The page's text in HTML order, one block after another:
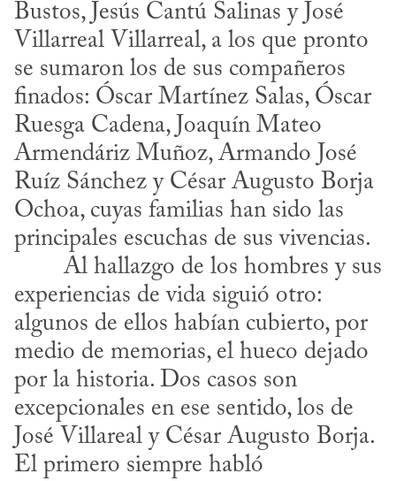
Bustos, Jesús Cantú Salinas y José
Villarreal Villarreal, a los que pronto
se sumaron los de sus compañeros
finados: Óscar Martínez Salas, Óscar
Ruesga Cadena, Joaquín Mateo
Armendáriz Muñoz, Armando José
Ruíz Sánchez y César Augusto Borja
Ochoa, cuyas familias han sido las
principales escuchas de sus vivencias.
experiencias de vida siguió otro:
algunos de ellos habían cubierto, por
medio de memorias, el hueco dejado
por la historia. Dos casos son
excepcionales en ese sentido, los de
José Villareal y César Augusto Borja.
El primero siempre habló